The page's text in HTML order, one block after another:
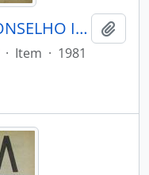
PORANTIM - BRASÍLIA CONSELHO INDIGENISTA MISSIONÁRIO - 1981 - Nº28
· Item · 1981